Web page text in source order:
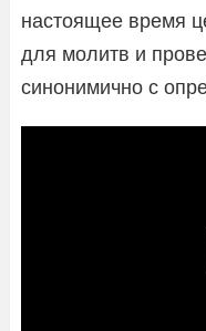
настоящее время
для молитв и
синонимично с